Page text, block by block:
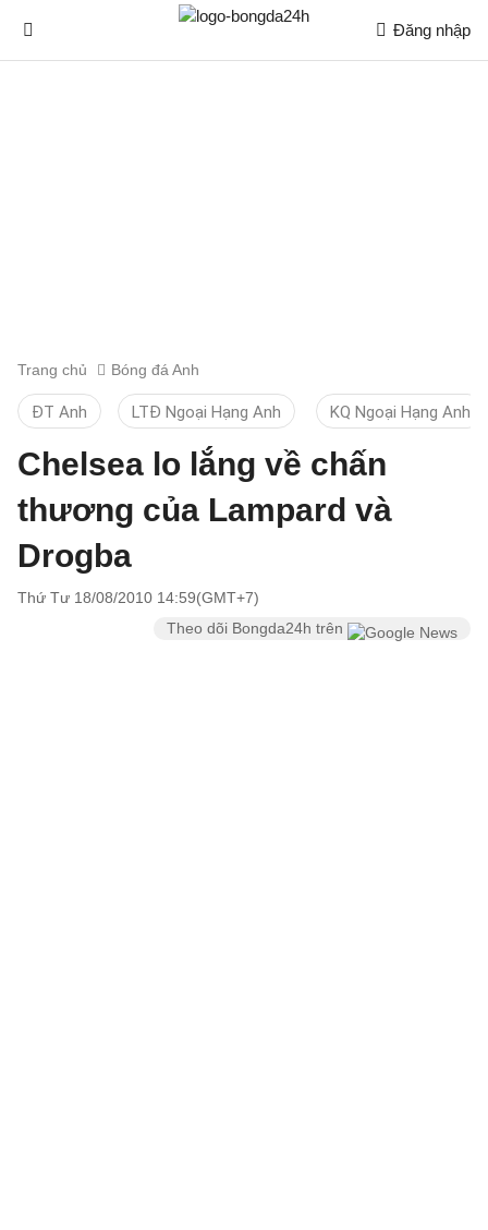
Đăng nhập
Trang chủ Bóng đá Anh
ĐT Anh LTĐ Ngoại Hạng Anh KQ Ngoại Hạng Anh
Chelsea lo lắng về chấn
thương của Lampard và
Drogba
Thứ Tư 18/08/2010 14:59(GMT+7)
Theo dõi Bongda24h trên